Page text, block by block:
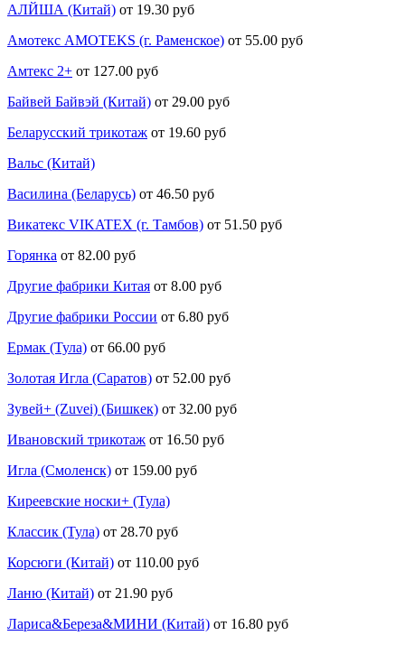
АЛЙША (Китай) от 19.30 руб
Амотекс AMOTEKS (г. Раменское) от 55.00 руб
Амтекс 2+ от 127.00 руб
Байвей Байвэй (Китай) от 29.00 руб
Беларусский трикотаж от 19.60 руб
Вальс (Китай)
Василина (Беларусь) от 46.50 руб
Викатекс VIKATEX (г. Тамбов) от 51.50 руб
Горянка от 82.00 руб
Другие фабрики Китая от 8.00 руб
Другие фабрики России от 6.80 руб
Ермак (Тула) от 66.00 руб
Золотая Игла (Саратов) от 52.00 руб
Зувей+ (Zuvei) (Бишкек) от 32.00 руб
Ивановский трикотаж от 16.50 руб
Игла (Смоленск) от 159.00 руб
Киреевские носки+ (Тула)
Классик (Тула) от 28.70 руб
Корсюги (Китай) от 110.00 руб
Ланю (Китай) от 21.90 руб
Лариса&Береза&МИНИ (Китай) от 16.80 руб